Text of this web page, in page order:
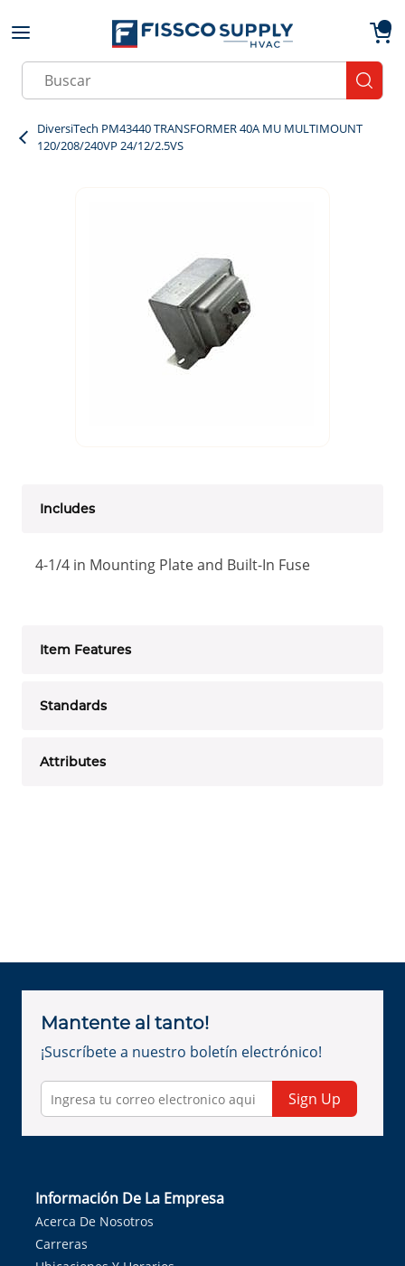
Skip to main content
Site Search
DiversiTech PM43440 TRANSFORMER 40A MU MULTIMOUNT
120/208/240VP 24/12/2.5VS
Includes
4-1/4 in Mounting Plate and Built-In Fuse
Item Features
Standards
Attributes
Mantente al tanto!
¡Suscríbete a nuestro boletín electrónico!
Sign Up
Información De La Empresa
Acerca De Nosotros
Carreras